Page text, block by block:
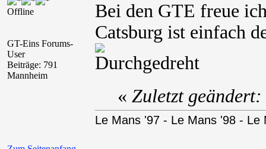
Offline
GT-Eins Forums-
User
Beiträge: 791
Mannheim
Bei den GTE freue
Catsburg ist einfach
« Zuletzt
Le Mans '97 - Le Mans '98 - Le